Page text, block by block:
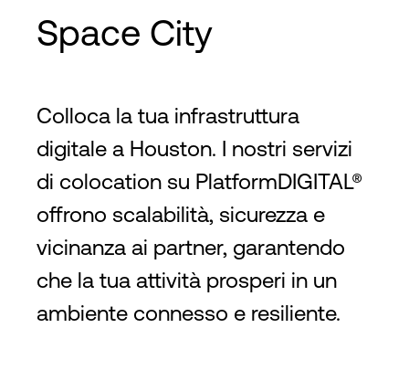
Space City
Colloca la tua infrastruttura
digitale a Houston. I nostri servizi
di colocation su PlatformDIGITAL®
offrono scalabilità, sicurezza e
vicinanza ai partner, garantendo
che la tua attività prosperi in un
ambiente connesso e resiliente.